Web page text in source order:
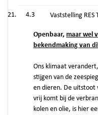
4.3 Vaststelling RES
Openbaar, maar wel
bekendmaking van
Ons klimaat
stijgen van de
en dieren. De uitstoot
vrij komt bij de
kolen en olie, is hier